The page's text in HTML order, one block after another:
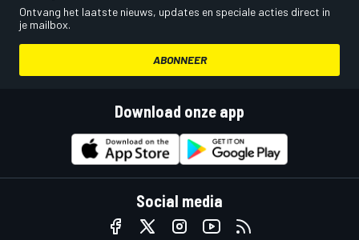
Ontvang het laatste nieuws, updates en speciale acties direct in
je mailbox.
ABONNEER
Download onze app
Social media